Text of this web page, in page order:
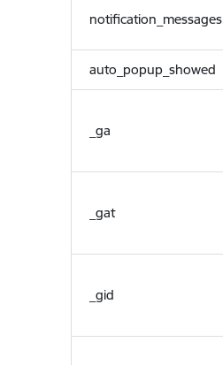
notification_messages
auto_popup_showed
_ga
_gat
_gid